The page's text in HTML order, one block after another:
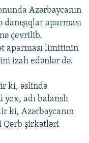
Azərbaycanın
aparması
çevrilib.
aparması limitinin
izah edənlər də.
ki, əslində
adı balanslı
ki, Azərbaycanın
Qərb şirkətləri